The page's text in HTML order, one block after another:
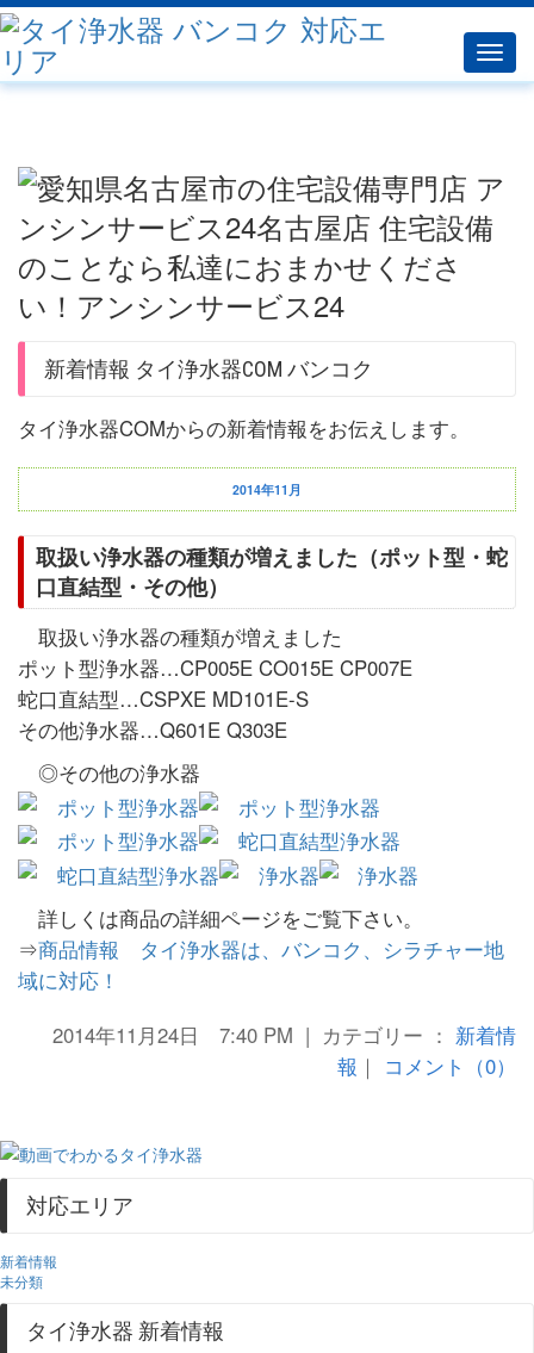
Toggle
新着情報 タイ浄水器COM バンコク
タイ浄水器COMからの新着情報をお伝えします。
2014年11月
取扱い浄水器の種類が増えました（ポット型・蛇
口直結型・その他）
取扱い浄水器の種類が増えました
ポット型浄水器…CP005E CO015E CP007E
蛇口直結型…CSPXE MD101E-S
その他浄水器…Q601E Q303E
◎その他の浄水器
詳しくは商品の詳細ページをご覧下さい。
⇒商品情報 タイ浄水器は、バンコク、シラチャー地
域に対応！
2014年11月24日 7:40 PM | カテゴリー ： 新着情
報 ｜ コメント（0）
対応エリア
新着情報
未分類
タイ浄水器 新着情報